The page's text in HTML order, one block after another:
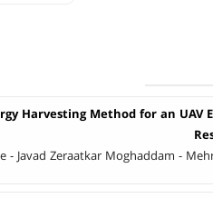
Harvesting Method for an UAV
- Javad Zeraatkar Moghaddam -